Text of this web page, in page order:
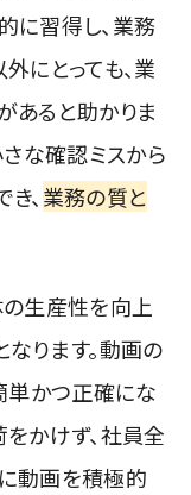
に習得し、業務
にとっても、業
あると助かりま
さな確認ミスから
、業務の質と
の生産性を向上
ります。動画の
単かつ正確にな
かけず、社員全
動画を積極的